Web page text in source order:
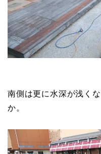
南側は更に水深が浅く
か。